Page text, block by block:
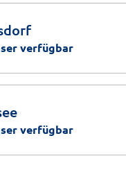
verfügbar
verfügbar